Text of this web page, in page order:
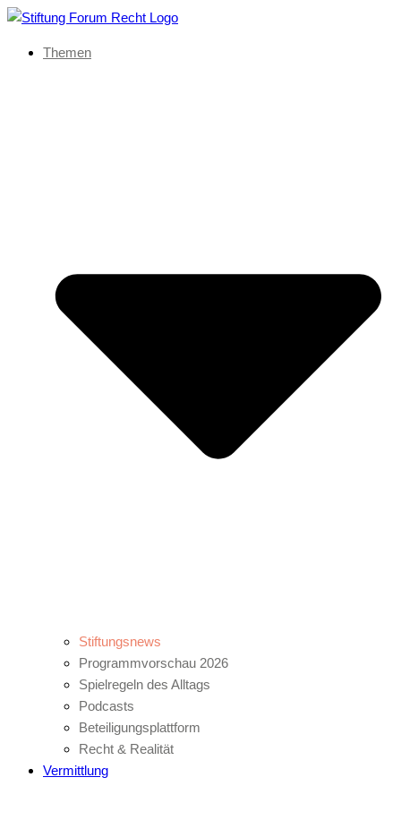
Themen
Stiftungsnews
Programmvorschau 2026
Spielregeln des Alltags
Podcasts
Beteiligungsplattform
Recht & Realität
Vermittlung